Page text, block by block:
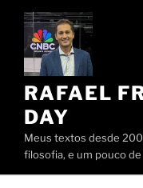
Pular
conteúdo
RAFAEL
DAY
Meus textos desde
filosofia, e um pouco